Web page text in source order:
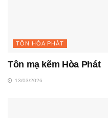
TÔN HÒA PHÁT
Tôn mạ kẽm Hòa Phát
13/03/2026